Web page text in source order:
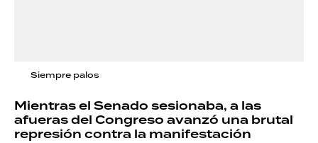
Siempre palos
Mientras el Senado sesionaba, a las
afueras del Congreso avanzó una brutal
represión contra la manifestación